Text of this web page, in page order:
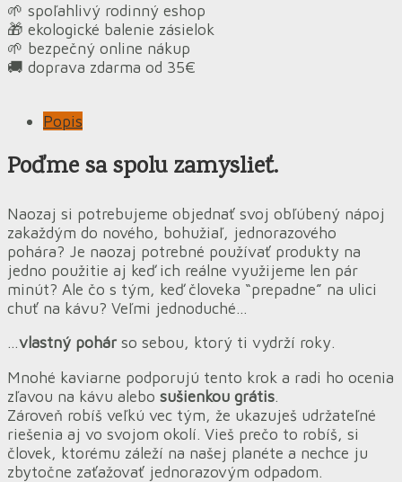
🌱 spoľahlivý rodinný eshop
🎁 ekologické balenie zásielok
🌱 bezpečný online nákup
🚚 doprava zdarma od 35€
Popis
Poďme sa spolu zamyslieť.
Naozaj si potrebujeme objednať svoj obľúbený nápoj
zakaždým do nového, bohužiaľ, jednorazového
pohára? Je naozaj potrebné používať produkty na
jedno použitie aj keď ich reálne využijeme len pár
minút? Ale čo s tým, keď človeka “prepadne” na ulici
chuť na kávu? Veľmi jednoduché…
…vlastný pohár so sebou, ktorý ti vydrží roky.
Mnohé kaviarne podporujú tento krok a radi ho ocenia
zľavou na kávu alebo sušienkou grátis.
Zároveň robíš veľkú vec tým, že ukazuješ udržateľné
riešenia aj vo svojom okolí. Vieš prečo to robíš, si
človek, ktorému záleží na našej planéte a nechce ju
zbytočne zaťažovať jednorazovým odpadom.